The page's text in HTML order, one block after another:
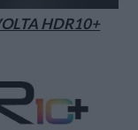
HDR10+